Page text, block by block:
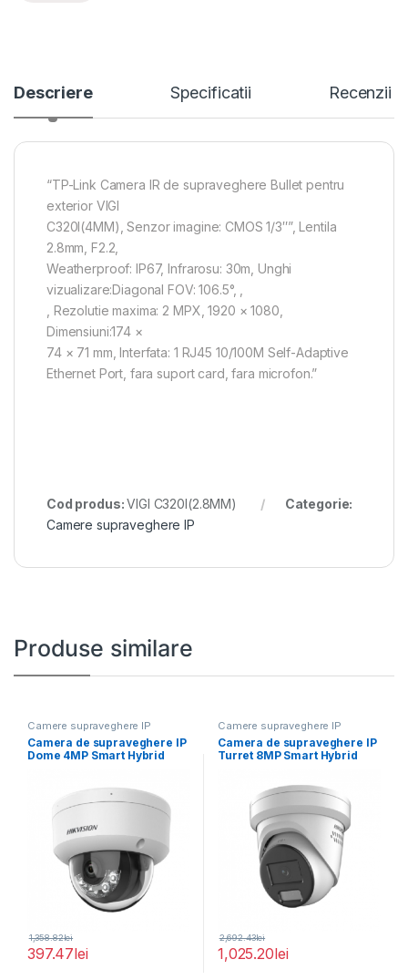
Descriere Specificatii Recenzii
“TP-Link Camera IR de supraveghere Bullet pentru
exterior VIGI
C320I(4MM), Senzor imagine: CMOS 1/3″”, Lentila
2.8mm, F2.2,
Weatherproof: IP67, Infrarosu: 30m, Unghi
vizualizare:Diagonal FOV: 106.5°, ,
, Rezolutie maxima: 2 MPX, 1920 × 1080,
Dimensiuni:174 ×
74 × 71 mm, Interfata: 1 RJ45 10/100M Self-Adaptive
Ethernet Port, fara suport card, fara microfon.”
Cod produs:VIGI C320I(2.8MM)
Categorie:
Camere supraveghere IP
Produse similare
Camere supraveghere IP
Camera de supraveghere IP
Dome 4MP Smart Hybrid
397.47lei
1,358.82lei
Camere supraveghere IP
Camera de supraveghere IP
Turret 8MP Smart Hybrid
1,025.20lei
2,692.43lei